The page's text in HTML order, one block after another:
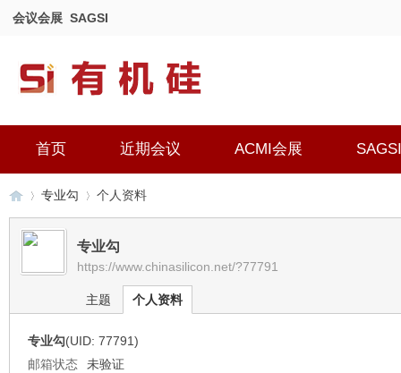
会议会展 SAGSI
首页 近期会议 ACMI会展 SAGSI
有›
专业勾
›
个人资料
专业勾
https://www.chinasilicon.net/?77791
主题 个人资料
专业勾(UID: 77791)
邮箱状态
未验证